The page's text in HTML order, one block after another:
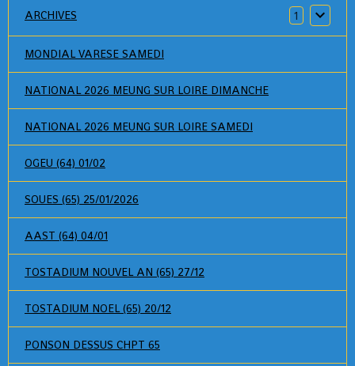
ARCHIVES 1
MONDIAL VARESE SAMEDI
NATIONAL 2026 MEUNG SUR LOIRE DIMANCHE
NATIONAL 2026 MEUNG SUR LOIRE SAMEDI
OGEU (64) 01/02
SOUES (65) 25/01/2026
AAST (64) 04/01
TOSTADIUM NOUVEL AN (65) 27/12
TOSTADIUM NOEL (65) 20/12
PONSON DESSUS CHPT 65